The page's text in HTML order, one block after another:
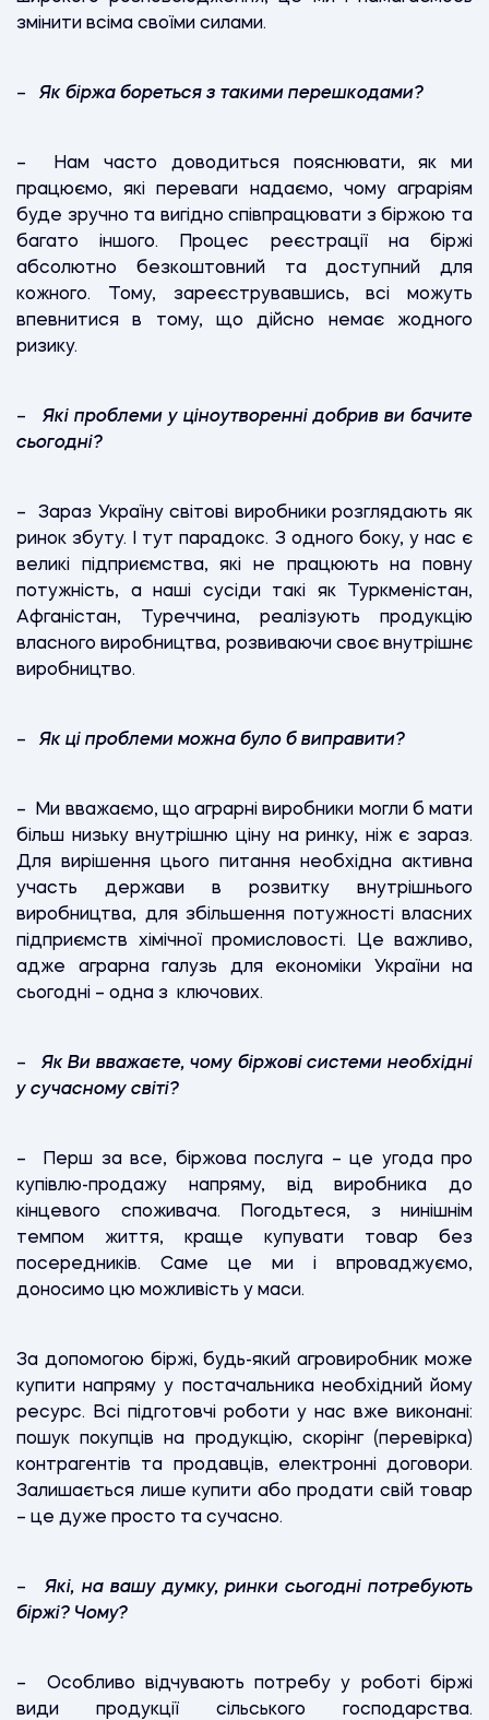
змінити всіма своїми силами.
– Як біржа бореться з такими перешкодами?
– Нам часто доводиться пояснювати, як ми
працюємо, які переваги надаємо, чому аграріям
буде зручно та вигідно співпрацювати з біржою та
багато іншого. Процес реєстрації на біржі
абсолютно безкоштовний та доступний для
кожного. Тому, зареєструвавшись, всі можуть
впевнитися в тому, що дійсно немає жодного
ризику.
– Які проблеми у ціноутворенні добрив ви бачите
сьогодні?
– Зараз Україну світові виробники розглядають як
ринок збуту. І тут парадокс. З одного боку, у нас є
великі підприємства, які не працюють на повну
потужність, а наші сусіди такі як Туркменістан,
Афганістан, Туреччина, реалізують продукцію
власного виробництва, розвиваючи своє внутрішнє
виробництво.
– Як ці проблеми можна було б виправити?
– Ми вважаємо, що аграрні виробники могли б мати
більш низьку внутрішню ціну на ринку, ніж є зараз.
Для вирішення цього питання необхідна активна
участь держави в розвитку внутрішнього
виробництва, для збільшення потужності власних
підприємств хімічної промисловості. Це важливо,
адже аграрна галузь для економіки України на
сьогодні – одна з ключових.
– Як Ви вважаєте, чому біржові системи необхідні
у сучасному світі?
– Перш за все, біржова послуга – це угода про
купівлю-продажу напряму, від виробника до
кінцевого споживача. Погодьтеся, з нинішнім
темпом життя, краще купувати товар без
посередників. Саме це ми і впроваджуємо,
доносимо цю можливість у маси.
За допомогою біржі, будь-який агровиробник може
купити напряму у постачальника необхідний йому
ресурс. Всі підготовчі роботи у нас вже виконані:
пошук покупців на продукцію, скорінг (перевірка)
контрагентів та продавців, електронні договори.
Залишається лише купити або продати свій товар
– це дуже просто та сучасно.
–Які, на вашу думку, ринки сьогодні потребують
біржі? Чому?
– Особливо відчувають потребу у роботі біржі
види продукції сільського господарства.